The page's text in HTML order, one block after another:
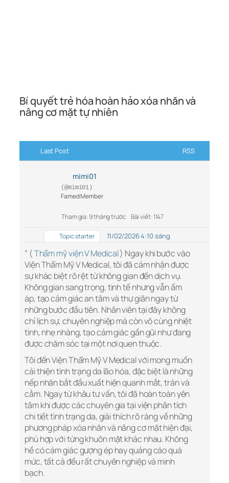
Bí quyết trẻ hóa hoàn hảo xóa nhăn và
nâng cơ mặt tự nhiên
Last Post RSS
mimi01
(@mimi01)
Famed Member
Tham gia: 9 tháng trước Bài viết: 1147
Topic starter 11/02/2026 4:10 sáng
” (Thẩm mỹ viện V Medical) Ngay khi bước vào
Viện Thẩm Mỹ V Medical, tôi đã cảm nhận được
sự khác biệt rõ rệt từ không gian đến dịch vụ.
Không gian sang trọng, tinh tế nhưng vẫn ấm
áp, tạo cảm giác an tâm và thư giãn ngay từ
những bước đầu tiên. Nhân viên tại đây không
chỉ lịch sự, chuyên nghiệp mà còn vô cùng nhiệt
tình, nhẹ nhàng, tạo cảm giác gần gũi như đang
được chăm sóc tại một nơi quen thuộc.
Tôi đến Viện Thẩm Mỹ V Medical với mong muốn
cải thiện tình trạng da lão hóa, đặc biệt là những
nếp nhăn bắt đầu xuất hiện quanh mắt, trán và
cằm. Ngay từ khâu tư vấn, tôi đã hoàn toàn yên
tâm khi được các chuyên gia tại viện phân tích
chi tiết tình trạng da, giải thích rõ ràng về những
phương pháp xóa nhăn và nâng cơ mặt hiện đại,
phù hợp với từng khuôn mặt khác nhau. Không
hề có cảm giác gượng ép hay quảng cáo quá
mức, tất cả đều rất chuyên nghiệp và minh
bạch.